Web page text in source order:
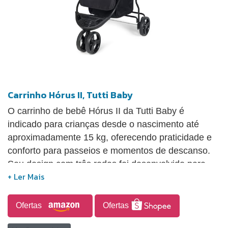
Carrinho Hórus II, Tutti Baby
O carrinho de bebê Hórus II da Tutti Baby é
indicado para crianças desde o nascimento até
aproximadamente 15 kg, oferecendo praticidade e
conforto para passeios e momentos de descanso.
Seu design com três rodas foi desenvolvido para
proporcionar melhor desempenho em diferentes
removível com visor, permitindo acompanhar a
criança durante o passeio, além de capa removível
Ofertas Ofertas